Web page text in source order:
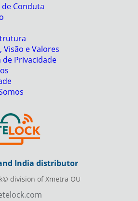
de Conduta
Visão e Valores
de Privacidade
India distributor
division of Xmetra OU